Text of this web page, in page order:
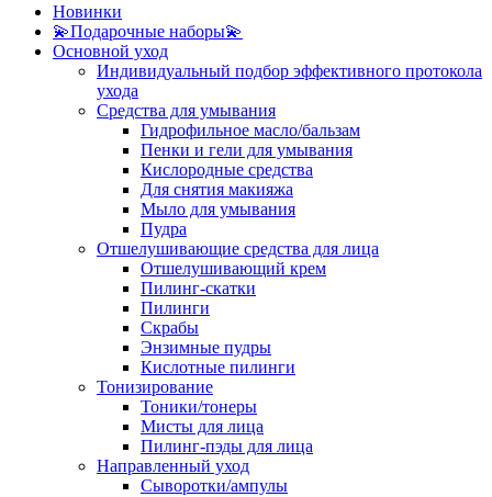
Новинки
💫Подарочные наборы💫
Основной уход
Индивидуальный подбор эффективного протокола
ухода
Средства для умывания
Гидрофильное масло/бальзам
Пенки и гели для умывания
Кислородные средства
Для снятия макияжа
Мыло для умывания
Пудра
Отшелушивающие средства для лица
Отшелушивающий крем
Пилинг-скатки
Пилинги
Скрабы
Энзимные пудры
Кислотные пилинги
Тонизирование
Тоники/тонеры
Мисты для лица
Пилинг-пэды для лица
Направленный уход
Сыворотки/ампулы